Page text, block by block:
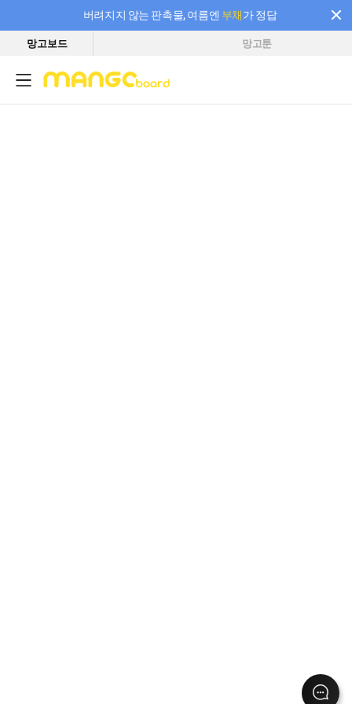
버려지지 않는 판촉물, 여름엔 부채가 정답
필요한 만큼 충전하고 끊김 없이 작업하세요! 새로워진 AI 부스터 요금제
망고보드 망고툰